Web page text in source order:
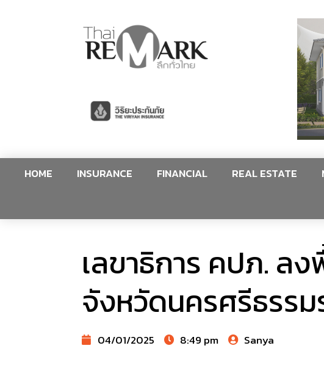
HOME INSURANCE FINANCIAL REAL ESTATE
เลขาธิการ คปภ. ล
จังหวัดนครศรีธรรม
04/01/2025 8:49 pm Sanya